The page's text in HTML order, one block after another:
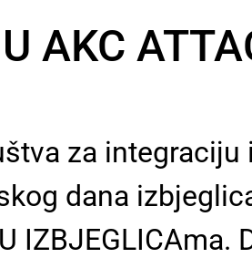
AKC
za
dana
IZBJEGLICAma.